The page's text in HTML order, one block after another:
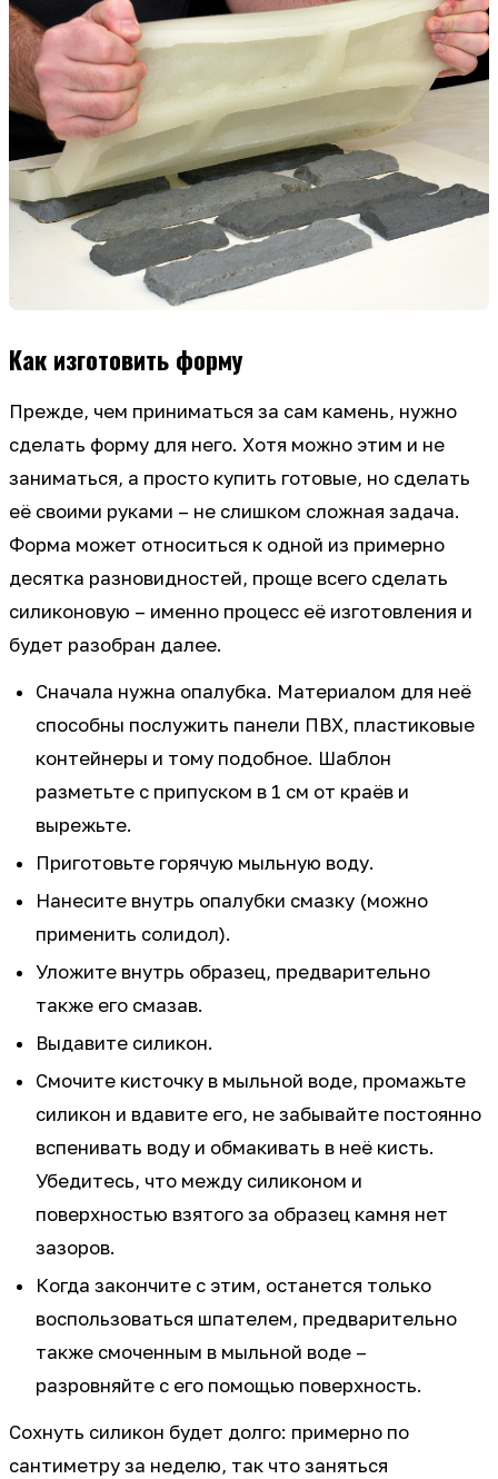
Как изготовить форму
Прежде, чем приниматься за сам камень, нужно
сделать форму для него. Хотя можно этим и не
заниматься, а просто купить готовые, но сделать
её своими руками – не слишком сложная задача.
Форма может относиться к одной из примерно
десятка разновидностей, проще всего сделать
силиконовую – именно процесс её изготовления и
будет разобран далее.
Сначала нужна опалубка. Материалом для неё
способны послужить панели ПВХ, пластиковые
контейнеры и тому подобное. Шаблон
разметьте с припуском в 1 см от краёв и
вырежьте.
Приготовьте горячую мыльную воду.
Нанесите внутрь опалубки смазку (можно
применить солидол).
Уложите внутрь образец, предварительно
также его смазав.
Выдавите силикон.
Смочите кисточку в мыльной воде, промажьте
силикон и вдавите его, не забывайте постоянно
вспенивать воду и обмакивать в неё кисть.
Убедитесь, что между силиконом и
поверхностью взятого за образец камня нет
зазоров.
Когда закончите с этим, останется только
воспользоваться шпателем, предварительно
также смоченным в мыльной воде –
разровняйте с его помощью поверхность.
Сохнуть силикон будет долго: примерно по
сантиметру за неделю, так что заняться